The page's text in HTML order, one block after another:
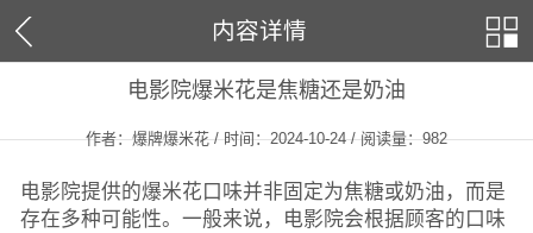
内容详情
电影院爆米花是焦糖还是奶油
作者：爆牌爆米花 / 时间：2024-10-24 / 阅读量：982
电影院提供的爆米花口味并非固定为焦糖或奶油，而是
存在多种可能性。一般来说，电影院会根据顾客的口味